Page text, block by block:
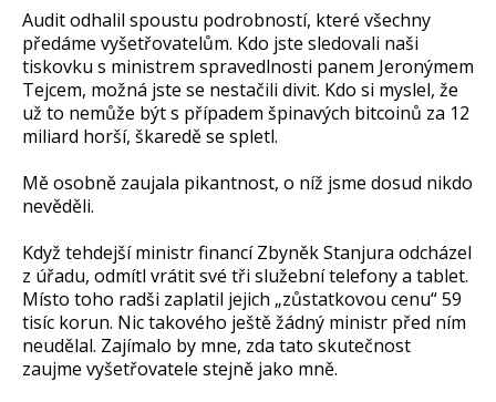
Audit odhalil spoustu podrobností, které všechny
předáme vyšetřovatelům. Kdo jste sledovali naši
tiskovku s ministrem spravedlnosti panem Jeronýmem
Tejcem, možná jste se nestačili divit. Kdo si myslel, že
už to nemůže být s případem špinavých bitcoinů za 12
miliard horší, škaredě se spletl.
Mě osobně zaujala pikantnost, o níž jsme dosud nikdo
nevěděli.
Když tehdejší ministr financí Zbyněk Stanjura odcházel
z úřadu, odmítl vrátit své tři služební telefony a tablet.
Místo toho radši zaplatil jejich „zůstatkovou cenu“ 59
tisíc korun. Nic takového ještě žádný ministr před ním
neudělal. Zajímalo by mne, zda tato skutečnost
zaujme vyšetřovatele stejně jako mně.